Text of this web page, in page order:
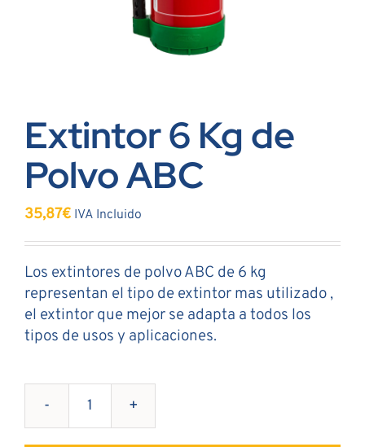
Extintor 6 Kg de
Polvo ABC
35,87€ IVA Incluido
Los extintores de polvo ABC de 6 kg
representan el tipo de extintor mas utilizado ,
el extintor que mejor se adapta a todos los
tipos de usos y aplicaciones.
Extintor